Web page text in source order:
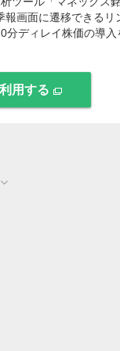
画面に遷移できる
ディレイ株価の導
利用する